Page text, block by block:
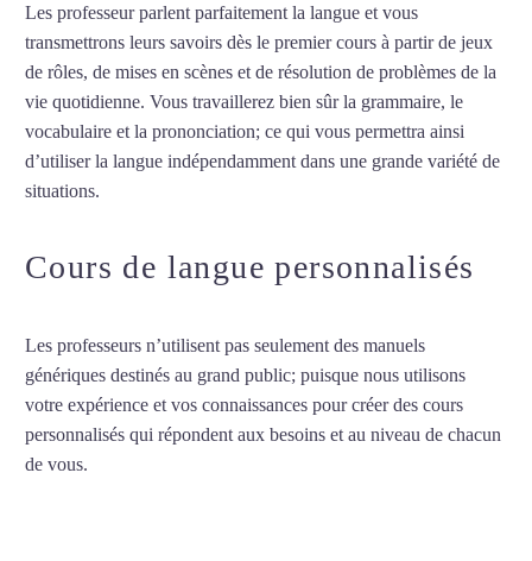
Les professeur parlent parfaitement la langue et vous
transmettrons leurs savoirs dès le premier cours à partir de jeux
de rôles, de mises en scènes et de résolution de problèmes de la
vie quotidienne. Vous travaillerez bien sûr la grammaire, le
vocabulaire et la prononciation; ce qui vous permettra ainsi
d’utiliser la langue indépendamment dans une grande variété de
situations.
Cours de langue personnalisés
Les professeurs n’utilisent pas seulement des manuels
génériques destinés au grand public; puisque nous utilisons
votre expérience et vos connaissances pour créer des cours
personnalisés qui répondent aux besoins et au niveau de chacun
de vous.